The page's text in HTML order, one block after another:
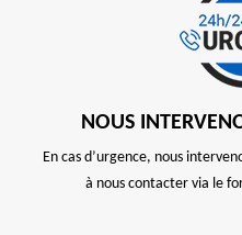
NOUS
En cas d’urgence, nous
à nous contacter via le